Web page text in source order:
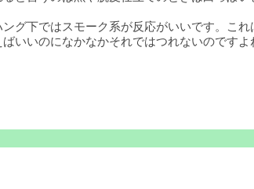
グ下ではスモーク系が反応がいいです。こ
いいのになかなかそれではつれないのです